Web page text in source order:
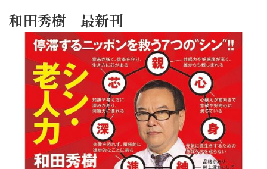
和田秀樹 最新刊